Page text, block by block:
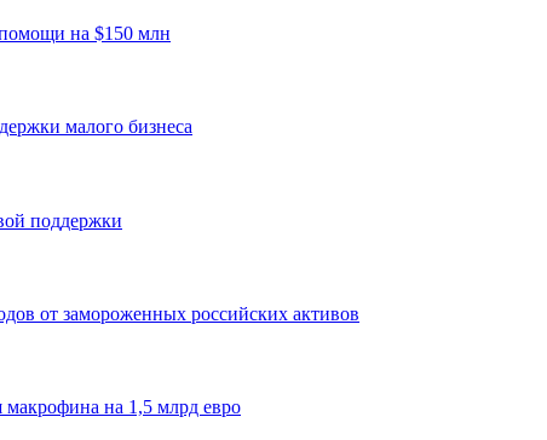
на $150 млн
малого бизнеса
поддержки
от замороженных российских активов
на 1,5 млрд евро